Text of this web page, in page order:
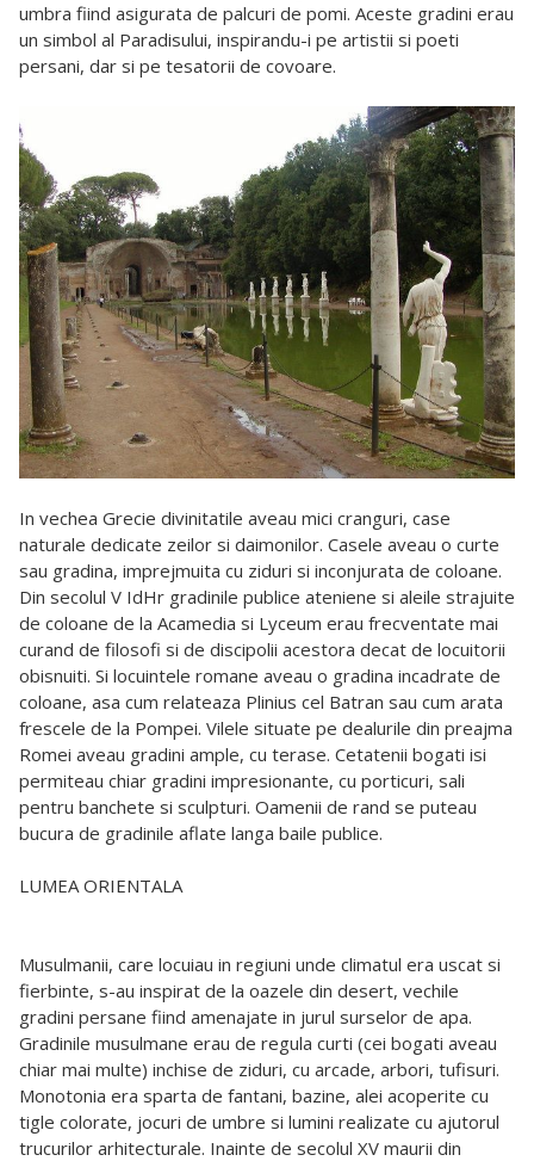
umbra fiind asigurata de palcuri de pomi. Aceste gradini erau
un simbol al Paradisului, inspirandu-i pe artistii si poeti
persani, dar si pe tesatorii de covoare.
In vechea Grecie divinitatile aveau mici cranguri, case
naturale dedicate zeilor si daimonilor. Casele aveau o curte
sau gradina, imprejmuita cu ziduri si inconjurata de coloane.
Din secolul V IdHr gradinile publice ateniene si aleile strajuite
de coloane de la Acamedia si Lyceum erau frecventate mai
curand de filosofi si de discipolii acestora decat de locuitorii
obisnuiti. Si locuintele romane aveau o gradina incadrate de
coloane, asa cum relateaza Plinius cel Batran sau cum arata
frescele de la Pompei. Vilele situate pe dealurile din preajma
Romei aveau gradini ample, cu terase. Cetatenii bogati isi
permiteau chiar gradini impresionante, cu porticuri, sali
pentru banchete si sculpturi. Oamenii de rand se puteau
bucura de gradinile aflate langa baile publice.
LUMEA ORIENTALA
Musulmanii, care locuiau in regiuni unde climatul era uscat si
fierbinte, s-au inspirat de la oazele din desert, vechile
gradini persane fiind amenajate in jurul surselor de apa.
Gradinile musulmane erau de regula curti (cei bogati aveau
chiar mai multe) inchise de ziduri, cu arcade, arbori, tufisuri.
Monotonia era sparta de fantani, bazine, alei acoperite cu
tigle colorate, jocuri de umbre si lumini realizate cu ajutorul
trucurilor arhitecturale. Inainte de secolul XV maurii din